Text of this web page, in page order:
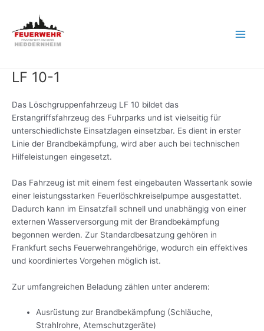
springen
LF 10-1
Das Löschgruppenfahrzeug LF 10 bildet das
Erstangriffsfahrzeug des Fuhrparks und ist vielseitig für
unterschiedlichste Einsatzlagen einsetzbar. Es dient in erster
Linie der Brandbekämpfung, wird aber auch bei technischen
Hilfeleistungen eingesetzt.
Das Fahrzeug ist mit einem fest eingebauten Wassertank sowie
einer leistungsstarken Feuerlöschkreiselpumpe ausgestattet.
Dadurch kann im Einsatzfall schnell und unabhängig von einer
externen Wasserversorgung mit der Brandbekämpfung
begonnen werden. Zur Standardbesatzung gehören in
Frankfurt sechs Feuerwehrangehörige, wodurch ein effektives
und koordiniertes Vorgehen möglich ist.
Zur umfangreichen Beladung zählen unter anderem:
Ausrüstung zur Brandbekämpfung (Schläuche,
Strahlrohre, Atemschutzgeräte)